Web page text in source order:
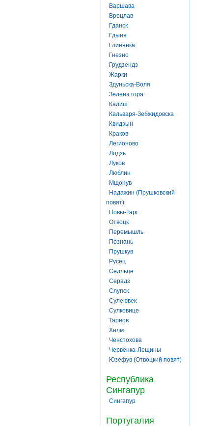
Варшава
Вроцлав
Гданск
Гдыня
Глинянка
Гнезно
Грудзендз
Жарки
Здуньска-Воля
Зелена гора
Калиш
Кальваря-Зебжидовска
Квидзын
Краков
Легионово
Лодзь
Луков
Люблин
Мщонув
Надажин (Прушковский
повят)
Новы-Тарг
Отвоцк
Перемышль
Познань
Прушкув
Русец
Седльце
Серадз
Слупск
Сулеювек
Сулковице
Тарнов
Хелм
Ченстохова
Червёнка-Лещины
Юзефув (Отвоцкий повят)
Республика
Сингапур
Сингапур
Португалия